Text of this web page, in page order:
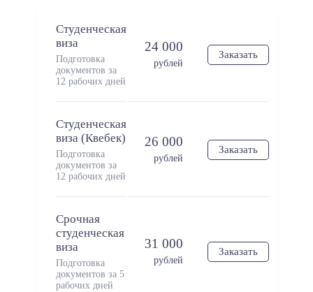
Студенческая
виза
Подготовка
документов за
12 рабочих дней
24 000
рублей
Заказать
Студенческая
виза (Квебек)
Подготовка
документов за
12 рабочих дней
26 000
рублей
Заказать
Срочная
студенческая
виза
Подготовка
документов за 5
рабочих дней
31 000
рублей
Заказать